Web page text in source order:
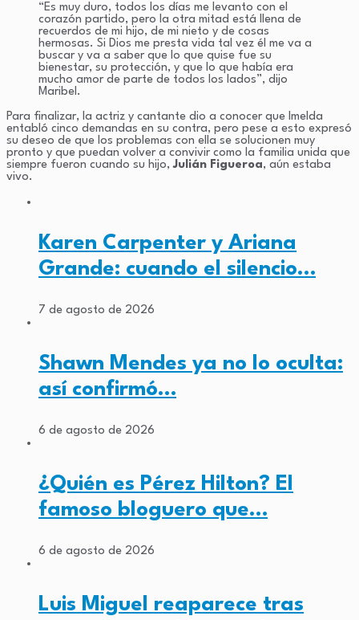
“Es muy duro, todos los días me levanto con el
corazón partido, pero la otra mitad está llena de
recuerdos de mi hijo, de mi nieto y de cosas
hermosas. Si Dios me presta vida tal vez él me va a
buscar y va a saber que lo que quise fue su
bienestar, su protección, y que lo que había era
mucho amor de parte de todos los lados”, dijo
Maribel.
Para finalizar, la actriz y cantante dio a conocer que Imelda
entabló cinco demandas en su contra, pero pese a esto expresó
su deseo de que los problemas con ella se solucionen muy
pronto y que puedan volver a convivir como la familia unida que
siempre fueron cuando su hijo,Julián Figueroa, aún estaba
vivo.
Karen Carpenter y Ariana
Grande: cuando el silencio…
7 de agosto de 2026
Shawn Mendes ya no lo oculta:
así confirmó…
6 de agosto de 2026
¿Quién es Pérez Hilton? El
famoso bloguero que…
6 de agosto de 2026
Luis Miguel reaparece tras